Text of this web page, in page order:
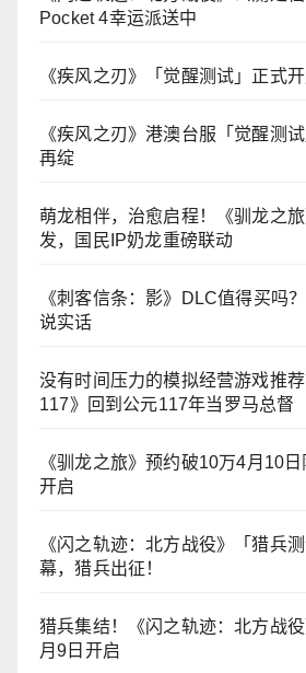
Pocket 4幸运派送中
《疾风之刃》「觉醒测试」正式
《疾风之刃》港澳台服「觉醒测
再绽
萌龙相伴，治愈启程！《驯龙之
发，国民IP奶龙重磅联动
《刺客信条：影》DLC值得买吗
说实话
没有时间压力的模拟经营游戏推
117》回到公元117年当罗马总督
《驯龙之旅》预约破10万4月10
开启
《闪之轨迹：北方战役》「猎兵
幕，猎兵出征！
猎兵集结！《闪之轨迹：北方战
月9日开启